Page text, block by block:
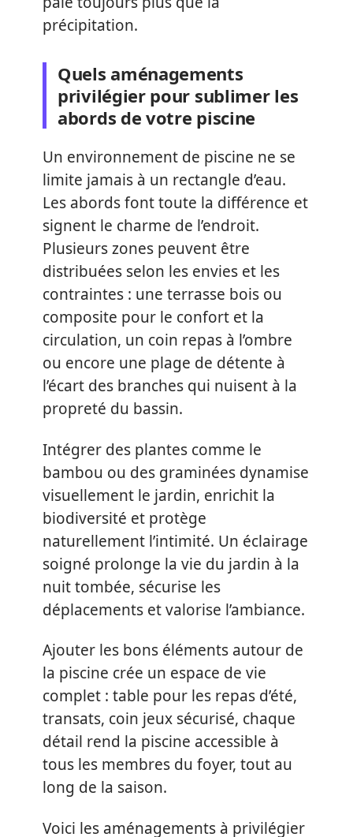
précipitation.
Quels aménagements
privilégier pour sublimer les
abords de votre piscine
Un environnement de piscine ne se
limite jamais à un rectangle d’eau.
Les abords font toute la différence et
signent le charme de l’endroit.
Plusieurs zones peuvent être
distribuées selon les envies et les
contraintes : une terrasse bois ou
composite pour le confort et la
circulation, un coin repas à l’ombre
ou encore une plage de détente à
l’écart des branches qui nuisent à la
propreté du bassin.
Intégrer des plantes comme le
bambou ou des graminées dynamise
visuellement le jardin, enrichit la
biodiversité et protège
naturellement l’intimité. Un éclairage
soigné prolonge la vie du jardin à la
nuit tombée, sécurise les
déplacements et valorise l’ambiance.
Ajouter les bons éléments autour de
la piscine crée un espace de vie
complet : table pour les repas d’été,
transats, coin jeux sécurisé, chaque
détail rend la piscine accessible à
tous les membres du foyer, tout au
long de la saison.
Voici les aménagements à privilégier